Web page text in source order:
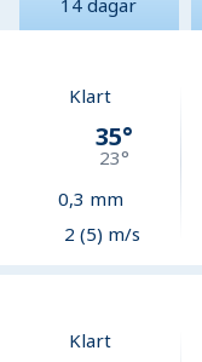
14 dagar
Klart
35°
23°
0,3 mm
2 (5) m/s
Klart